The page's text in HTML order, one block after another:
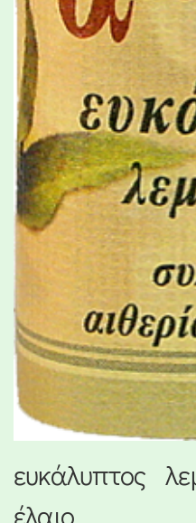
ευκάλυπτος
έλαιο